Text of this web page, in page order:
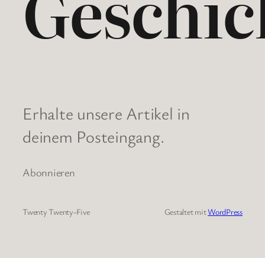
Erhalte unsere Artikel in
deinem Posteingang.
Abonnieren
Twenty Twenty-Five Gestaltet mitWordPress